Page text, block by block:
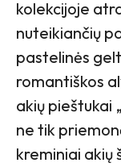
kolekcijoje
nuteikiančių
pastelinės
romantiškos
akių pieštukai
ne tik
kreminiai akių